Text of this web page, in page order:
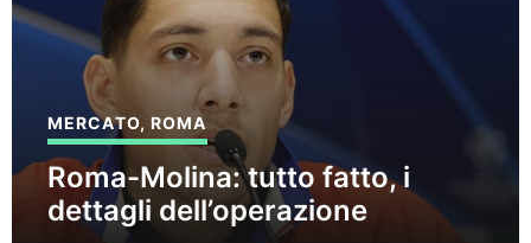
MERCATO, ROMA
Roma-Molina: tutto fatto, i
dettagli dell’operazione